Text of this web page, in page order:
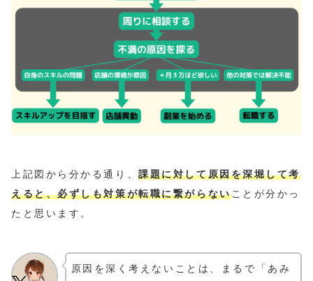
上記図から分かる通り、課題に対して原因を深堀して考
えると、必ずしも対策が転職に繋がらないことが分かっ
たと思います。
原因を深く考えないことは、まるで「あみ